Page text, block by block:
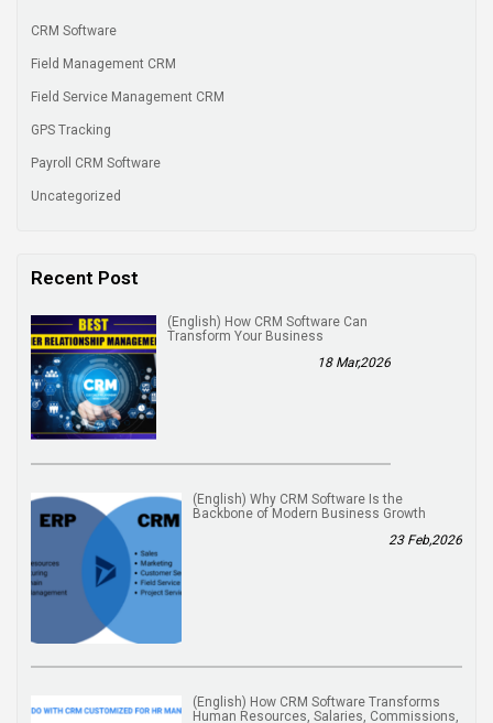
CRM Software
Field Management CRM
Field Service Management CRM
GPS Tracking
Payroll CRM Software
Uncategorized
Recent Post
(English) How CRM Software Can
Transform Your Business
18 Mar,2026
(English) Why CRM Software Is the
Backbone of Modern Business Growth
23 Feb,2026
(English) How CRM Software Transforms
Human Resources, Salaries, Commissions,